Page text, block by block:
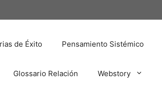
de Éxito Pensamiento Sistémico
Glossario Relación Webstory